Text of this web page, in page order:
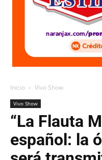
Inicio Vivo Show
Vivo Show
“La Flauta
español: la